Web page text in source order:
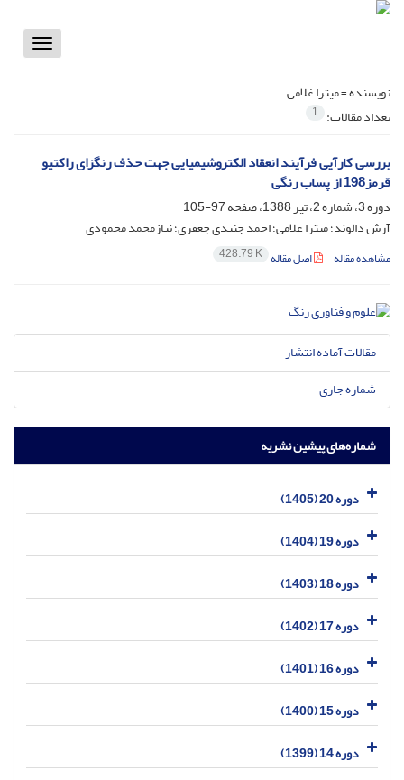
Toggle
نویسنده =میترا غلامی
تعداد مقالات: 1
بررسی کارآیی فرآیند انعقاد الکتروشیمیایی جهت حذف رنگزای راکتیو
قرمز198 از پساب رنگی
دوره 3، شماره 2، تیر 1388، صفحه
97-105
آرش دالوند؛ میترا غلامی؛ احمد جنیدی جعفری؛ نیازمحمد محمودی
مشاهده مقاله اصل مقاله 428.79 K
مقالات آماده انتشار
شماره جاری
شماره‌های پیشین نشریه
دوره 20 (1405)
دوره 19 (1404)
دوره 18 (1403)
دوره 17 (1402)
دوره 16 (1401)
دوره 15 (1400)
دوره 14 (1399)